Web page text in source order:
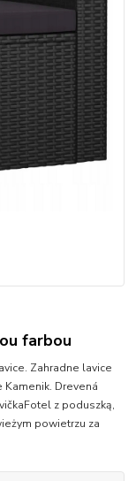
farbou
Zahradne lavice
Drevená
z poduszką,
powietrzu za